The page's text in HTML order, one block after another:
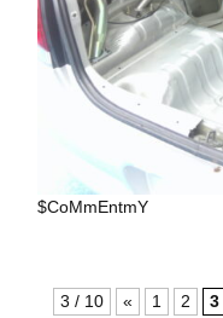
$CoMmEntmY
3 / 10 « 1 2 3